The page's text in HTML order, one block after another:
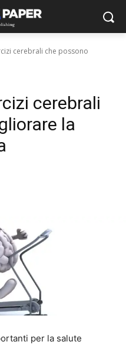
cerebrali che possono
cerebrali
la
per la salute